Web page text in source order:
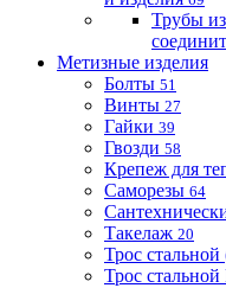
Трубы
Метизные изделия
Болты 51
Винты 27
Гайки 39
Гвозди 58
Крепеж для
Саморезы 64
Такелаж 20
Трос
Трос